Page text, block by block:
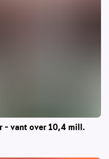
vant over 10,4 mill.